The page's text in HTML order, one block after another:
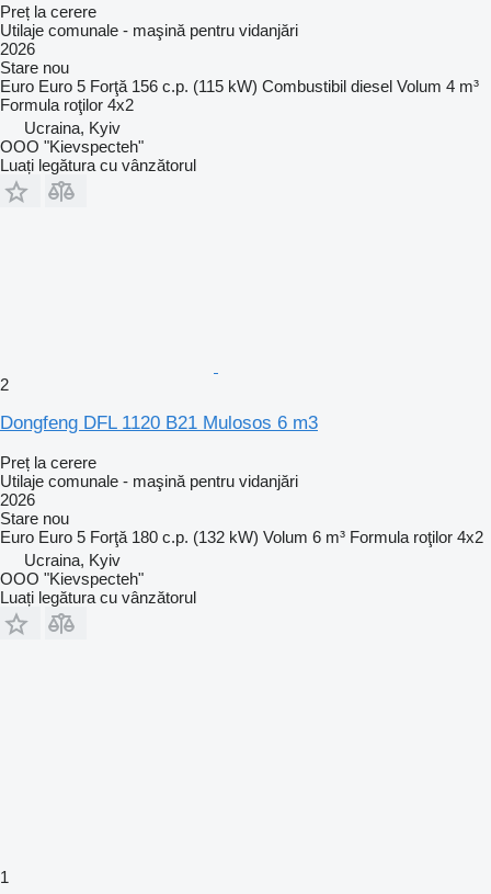
Preț la cerere
Utilaje comunale - maşină pentru vidanjări
2026
Stare nou
Euro Euro 5 Forţă 156 c.p. (115 kW) Combustibil diesel Volum 4 m³
Formula roţilor 4x2
Ucraina, Kyiv
OOO "Kievspecteh"
Luați legătura cu vânzătorul
2
Dongfeng DFL 1120 B21 Mulosos 6 m3
Preț la cerere
Utilaje comunale - maşină pentru vidanjări
2026
Stare nou
Euro Euro 5 Forţă 180 c.p. (132 kW) Volum 6 m³ Formula roţilor 4x2
Ucraina, Kyiv
OOO "Kievspecteh"
Luați legătura cu vânzătorul
1